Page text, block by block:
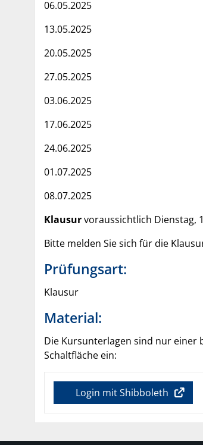
06.05.2025
13.05.2025
20.05.2025
27.05.2025
03.06.2025
17.06.2025
24.06.2025
01.07.2025
08.07.2025
Klausurvoraussichtlich Dienstag,
Bitte melden Sie sich für die
Prüfungsart:
Klausur
Material:
Die Kursunterlagen sind nur einer
Schaltfläche ein:
Login mit Shibboleth